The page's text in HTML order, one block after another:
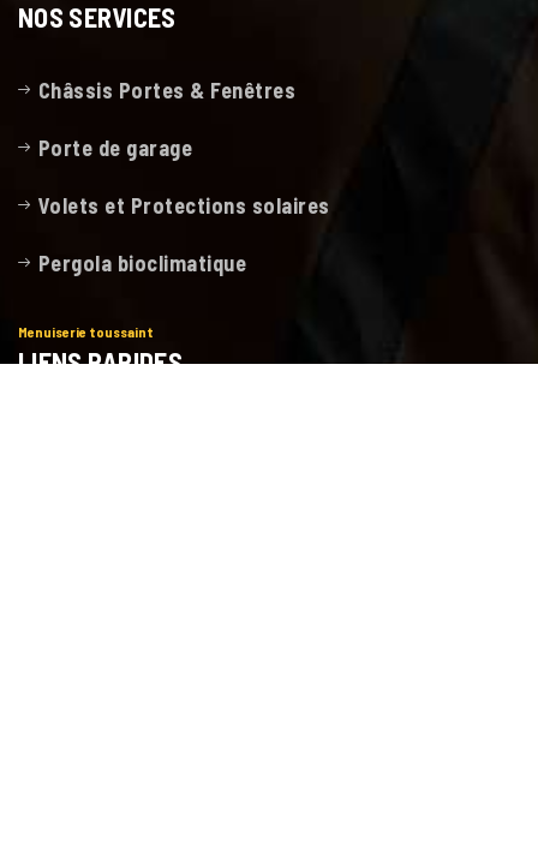
NOS SERVICES
Châssis Portes & Fenêtres
Porte de garage
Volets et Protections solaires
Pergola bioclimatique
Menuiserie toussaint
LIENS RAPIDES